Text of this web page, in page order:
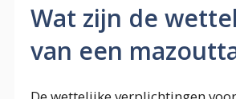
Wat zijn de
van een